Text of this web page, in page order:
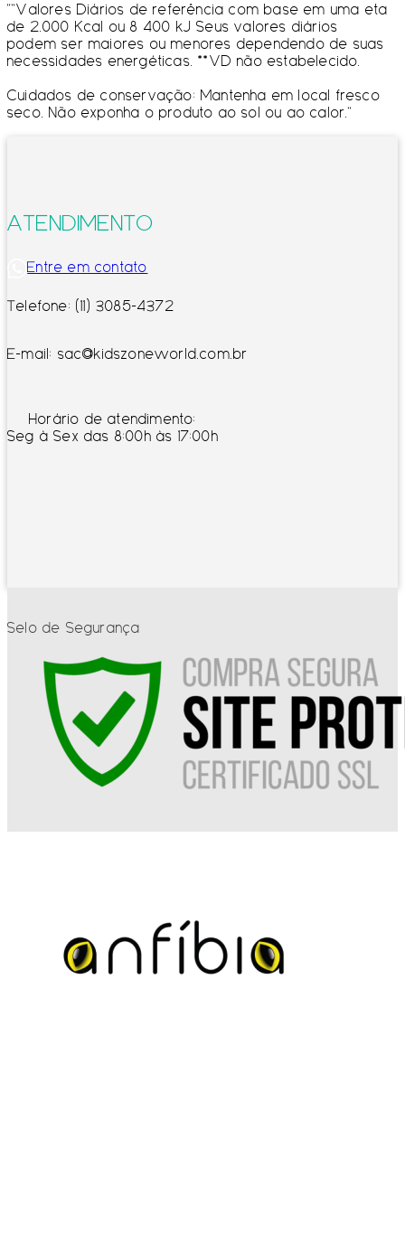
“”Valores Diários de referência com base em uma eta
de 2.000 Kcal ou 8 400 kJ Seus valores diários
podem ser maiores ou menores dependendo de suas
necessidades energéticas. **VD não estabelecido.
Cuidados de conservação: Mantenha em local fresco
seco. Não exponha o produto ao sol ou ao calor.”
ATENDIMENTO
Entre em contato
Telefone: (11) 3085-4372
E-mail: sac@kidszoneworld.com.br
Horário de atendimento:
Seg à Sex das 8:00h às 17:00h
Selo de Segurança